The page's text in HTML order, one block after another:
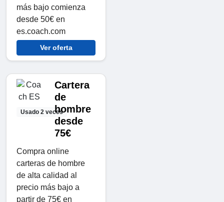
más bajo comienza
desde 50€ en
es.coach.com
Ver oferta
Usado 2 veces
Cartera
de
hombre
desde
75€
Compra online
carteras de hombre
de alta calidad al
precio más bajo a
partir de 75€ en